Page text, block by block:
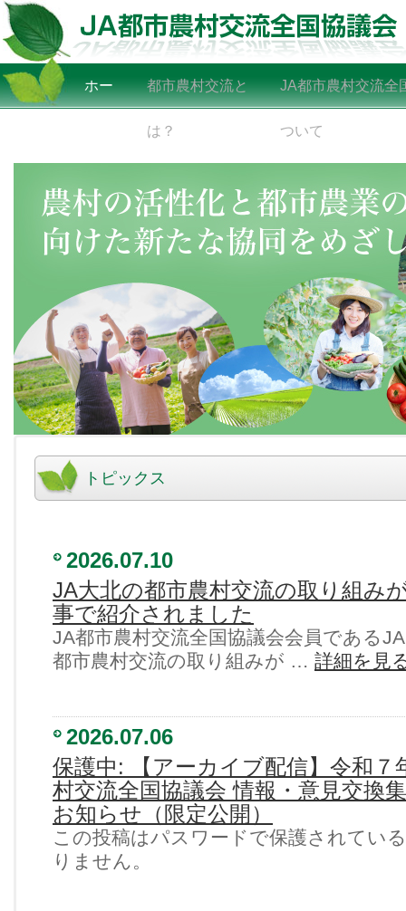
ホー 都市農村交流と
は？
JA都市農村交流全
ついて
トピックス
2026.07.10
JA大北の都市農村交流の取り組み
事で紹介されました
JA都市農村交流全国協議会会員である
都市農村交流の取り組みが … 詳細を見
2026.07.06
保護中: 【アーカイブ配信】令和７
村交流全国協議会 情報・意見交換
お知らせ（限定公開）
この投稿はパスワードで保護されてい
りません。